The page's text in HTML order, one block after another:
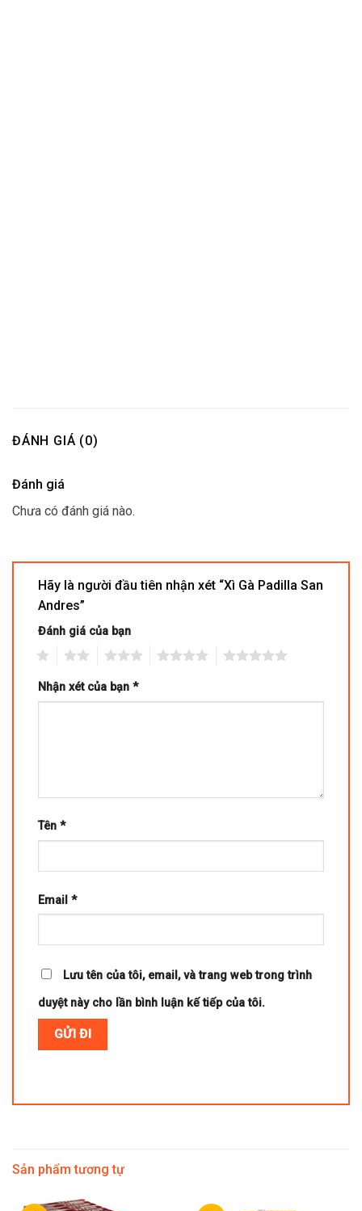
ĐÁNH GIÁ (0)
Đánh giá
Chưa có đánh giá nào.
Hãy là người đầu tiên nhận xét “Xì Gà Padilla San
Andres”
Đánh giá của bạn
Nhận xét của bạn *
Tên *
Email *
Lưu tên của tôi, email, và trang web trong trình
duyệt này cho lần bình luận kế tiếp của tôi.
Sản phẩm tương tự